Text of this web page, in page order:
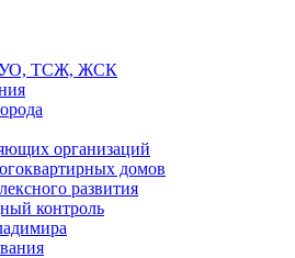
УО, ТСЖ, ЖСК
организаций
домов
развития
контроль